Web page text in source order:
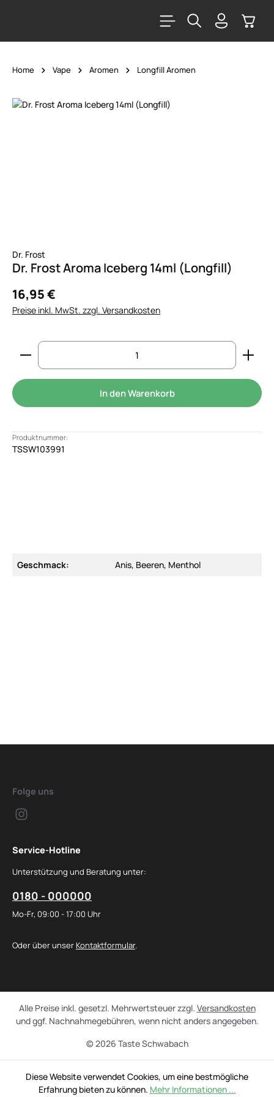
Home Vape Aromen Longfill Aromen
Bildergalerie überspringen
Dr. Frost
Dr. Frost Aroma Iceberg 14ml (Longfill)
16,95 €
Preise inkl. MwSt. zzgl. Versandkosten
Produkt Anzahl: Gib den gewünschten Wert
In den Warenkorb
Produktnummer:
TSSW103991
Geschmack: Anis, Beeren, Menthol
Folge uns
Service-Hotline
Unterstützung und Beratung unter:
0180 - 000000
Mo-Fr, 09:00 - 17:00 Uhr
Oder über unser Kontaktformular.
© 2026 Taste Schwabach
Alle Preise inkl. gesetzl. Mehrwertsteuer zzgl. Versandkosten
und ggf. Nachnahmegebühren, wenn nicht anders angegeben.
Diese Website verwendet Cookies, um eine bestmögliche
Erfahrung bieten zu können. Mehr Informationen ...